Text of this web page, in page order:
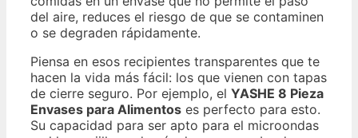
del aire, reduces el riesgo de que se contaminen
o se degraden rápidamente.
Piensa en esos recipientes transparentes que te
hacen la vida más fácil: los que vienen con tapas
de cierre seguro. Por ejemplo, el YASHE 8 Pieza
Envases para Alimentos es perfecto para esto.
Su capacidad para ser apto para el microondas